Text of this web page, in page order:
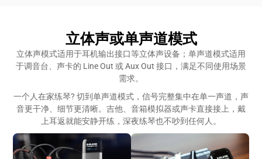
立体声或单声道模式
立体声模式适用于耳机输出接口等立体声设备；单声道模式适用
于调音台、声卡的 Line Out 或 Aux Out 接口，满足不同使用场景
需求。
一个人在家练琴? 切到单声道模式，信号完整集中在单一声道，声
音更干净、细节更清晰。吉他、音箱模拟器或声卡直接接上，戴
上耳返就能安静开练，深夜练琴也不吵到任何人。